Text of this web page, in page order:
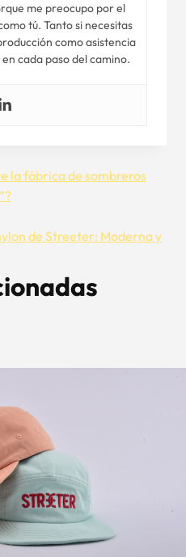
me preocupo por el
tú. Tanto si necesitas
como asistencia
cada paso del camino.
la fábrica de sombreros
de Streeter: Moderna y